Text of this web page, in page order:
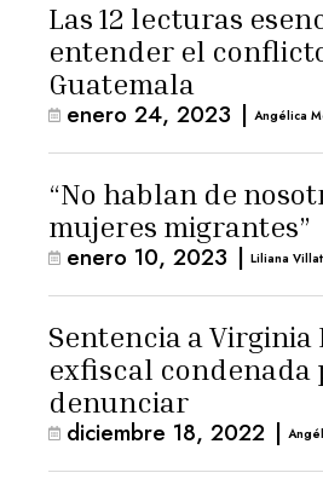
Las 12 lecturas
entender el
Guatemala
enero 24, 2023 | Angélica
“No hablan de
mujeres migrantes”
enero 10, 2023 | Liliana
Sentencia a Virginia
exfiscal condenada
denunciar
diciembre 18, 2022 |